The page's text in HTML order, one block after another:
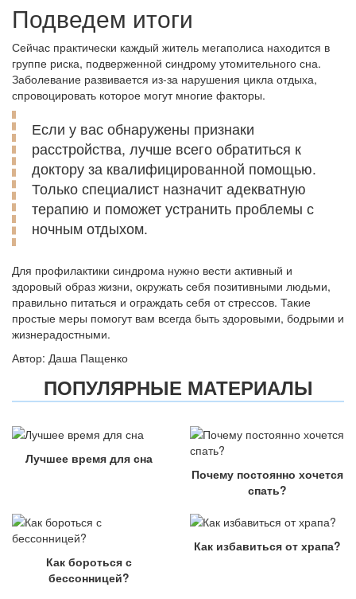
Подведем итоги
Сейчас практически каждый житель мегаполиса находится в
группе риска, подверженной синдрому утомительного сна.
Заболевание развивается из-за нарушения цикла отдыха,
спровоцировать которое могут многие факторы.
Если у вас обнаружены признаки
расстройства, лучше всего обратиться к
доктору за квалифицированной помощью.
Только специалист назначит адекватную
терапию и поможет устранить проблемы с
ночным отдыхом.
Для профилактики синдрома нужно вести активный и
здоровый образ жизни, окружать себя позитивными людьми,
правильно питаться и ограждать себя от стрессов. Такие
простые меры помогут вам всегда быть здоровыми, бодрыми и
жизнерадостными.
Автор: Даша Пащенко
ПОПУЛЯРНЫЕ МАТЕРИАЛЫ
Лучшее время для сна
Почему постоянно хочется
спать?
Как бороться с
бессонницей?
Как избавиться от храпа?